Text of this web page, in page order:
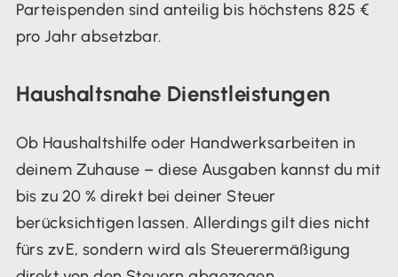
Parteispenden sind anteilig bis höchstens 825 €
pro Jahr absetzbar.
Haushaltsnahe Dienstleistungen
Ob Haushaltshilfe oder Handwerksarbeiten in
deinem Zuhause – diese Ausgaben kannst du mit
bis zu 20 % direkt bei deiner Steuer
berücksichtigen lassen. Allerdings gilt dies nicht
fürs zvE, sondern wird als Steuerermäßigung